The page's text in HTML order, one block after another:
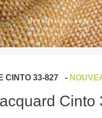
CINTO 33-827 -
Cinto